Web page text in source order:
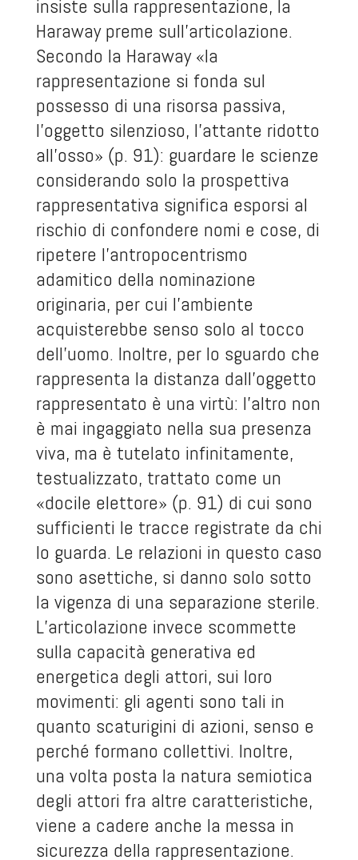
insiste sulla rappresentazione, la
Haraway preme sull’articolazione.
Secondo la Haraway «la
rappresentazione si fonda sul
possesso di una risorsa passiva,
l’oggetto silenzioso, l’attante ridotto
all’osso» (p. 91): guardare le scienze
considerando solo la prospettiva
rappresentativa significa esporsi al
rischio di confondere nomi e cose, di
ripetere l’antropocentrismo
adamitico della nominazione
originaria, per cui l’ambiente
acquisterebbe senso solo al tocco
dell’uomo. Inoltre, per lo sguardo che
rappresenta la distanza dall’oggetto
rappresentato è una virtù: l’altro non
è mai ingaggiato nella sua presenza
viva, ma è tutelato infinitamente,
testualizzato, trattato come un
«docile elettore» (p. 91) di cui sono
sufficienti le tracce registrate da chi
lo guarda. Le relazioni in questo caso
sono asettiche, si danno solo sotto
la vigenza di una separazione sterile.
L’articolazione invece scommette
sulla capacità generativa ed
energetica degli attori, sui loro
movimenti: gli agenti sono tali in
quanto scaturigini di azioni, senso e
perché formano collettivi. Inoltre,
una volta posta la natura semiotica
degli attori fra altre caratteristiche,
viene a cadere anche la messa in
sicurezza della rappresentazione.